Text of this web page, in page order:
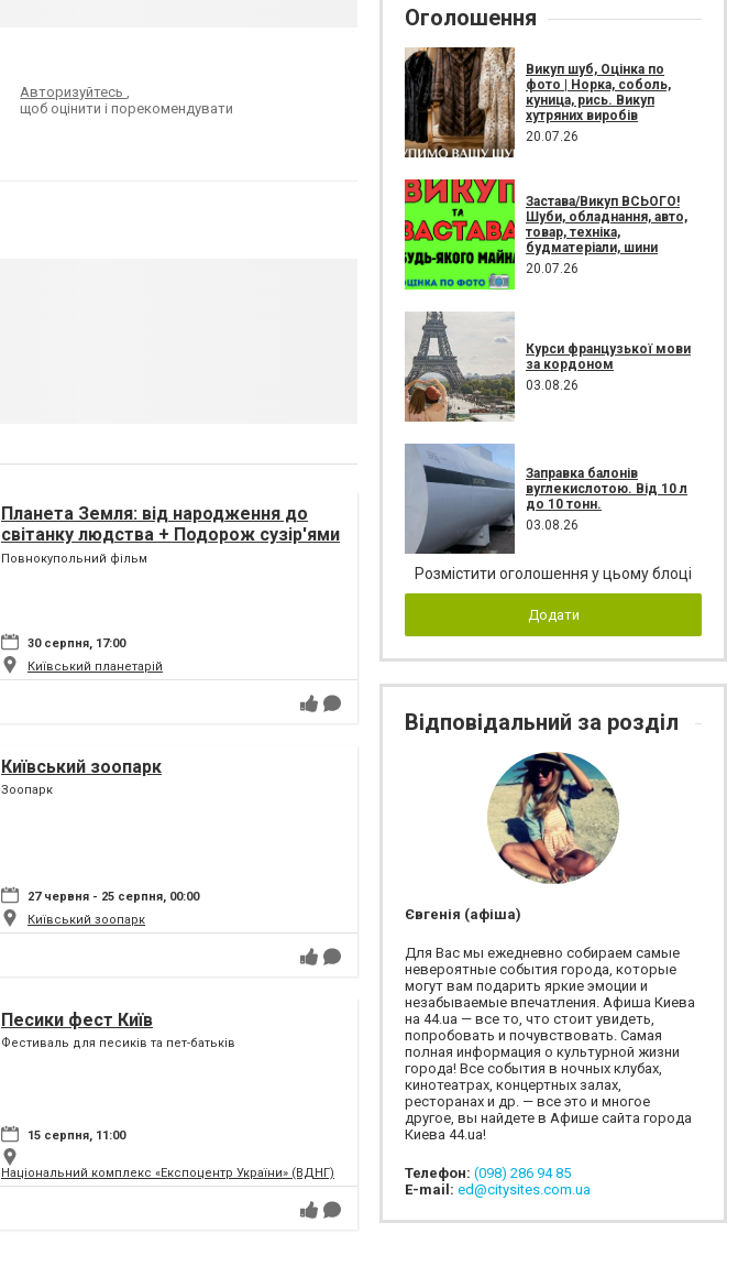
Авторизуйтесь,
щоб оцінити і порекомендувати
Планета Земля: від народження до
світанку людства + Подорож сузір'ями
(класична програма)
Повнокупольний фільм
30 серпня, 17:00
Київський планетарій
Київський зоопарк
Зоопарк
27 червня - 25 серпня, 00:00
Київський зоопарк
Песики фест Київ
Фестиваль для песиків та пет-батьків
15 серпня, 11:00
Національний комплекс «Експоцентр України» (ВДНГ)
Оголошення
Викуп шуб, Оцінка по
фото | Норка, соболь,
куница, рись. Викуп
хутряних виробів
20.07.26
Застава/Викуп ВСЬОГО!
Шуби, обладнання, авто,
товар, техніка,
будматеріали, шини
20.07.26
Курси французької мови
за кордоном
03.08.26
Заправка балонів
вуглекислотою. Від 10 л
до 10 тонн.
03.08.26
Розмістити оголошення у цьому блоці
Додати
Відповідальний за розділ
Євгенія (афіша)
Для Вас мы ежедневно собираем самые
невероятные события города, которые
могут вам подарить яркие эмоции и
незабываемые впечатления. Афиша Киева
на 44.ua — все то, что стоит увидеть,
попробовать и почувствовать. Самая
полная информация о культурной жизни
города! Все события в ночных клубах,
кинотеатрах, концертных залах,
ресторанах и др. — все это и многое
другое, вы найдете в Афише сайта города
Киева 44.ua!
Телефон: (098) 286 94 85
E-mail: ed@citysites.com.ua